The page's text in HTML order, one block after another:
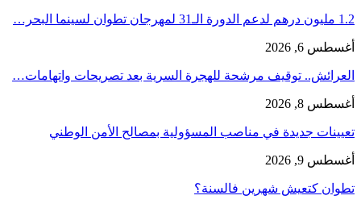
1.2 مليون درهم لدعم الدورة الـ31 لمهرجان تطوان لسينما البحر…
أغسطس 6, 2026
العرائش.. توقيف مرشحة للهجرة السرية بعد تصريحات واتهامات…
أغسطس 8, 2026
تعيينات جديدة في مناصب المسؤولية بمصالح الأمن الوطني
أغسطس 9, 2026
تطوان كتعيش شهرين فالسنة؟